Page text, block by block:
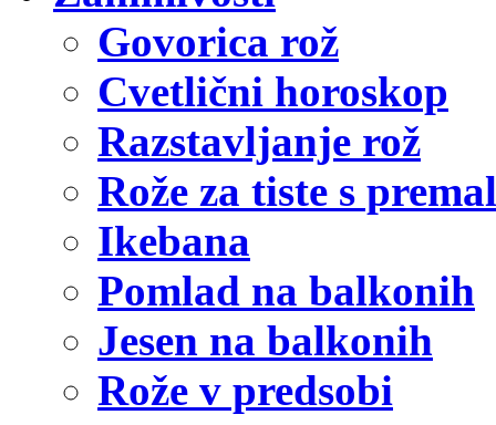
Govorica rož
Cvetlični horoskop
Razstavljanje rož
Rože za tiste s
Ikebana
Pomlad na balkonih
Jesen na balkonih
Rože v predsobi